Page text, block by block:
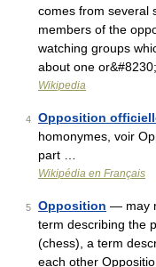
comes from several
members of the
watching groups
about one
Wikipedia
4 Opposition
homonymes, voir
part …
Wikipédia en Français
5 Opposition — may
term describing the
(chess), a term
each other